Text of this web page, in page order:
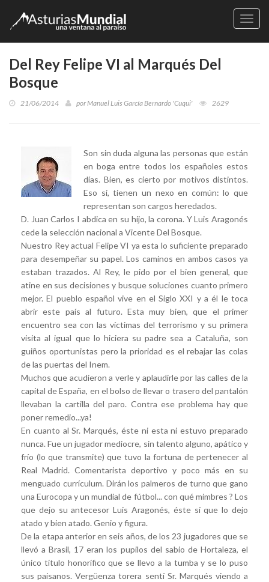
Del Rey Felipe VI al Marqués Del
Bosque
21/06/2014 porManuel Luis García Bernardo 'Cuqui' 2629
Son sin duda alguna las personas que están
en boga entre todos los españoles estos
días. Bien, es cierto por motivos distintos.
Eso sí, tienen un nexo en común: lo que
representan son cargos heredados.
D. Juan Carlos I abdica en su hijo, la corona. Y Luis Aragonés
cede la selección nacional a Vicente Del Bosque.
Nuestro Rey actual Felipe VI ya esta lo suficiente preparado
para desempeñar su papel. Los caminos en ambos casos ya
estaban trazados. Al Rey, le pido por el bien general, que
atine en sus decisiones y busque soluciones cuanto primero
mejor. El pueblo español vive en el Siglo XXI y a él le toca
abrir este país al futuro. Esta muy bien, que el primer
encuentro sea con las víctimas del terrorismo y su primera
visita al igual que lo hiciera su padre sea a Cataluña, son
guiños oportunistas pero la prioridad es el rebajar las colas
de las puertas del Inem.
Muchos que acudieron a verle y aplaudirle por las calles de la
capital de España, en el bolso de llevar o trasero del pantalón
llevaban la cartilla del paro. Contra ese problema hay que
poner remedio...ya!
En cuanto al Sr. Marqués, éste ni esta ni estuvo preparado
nunca. Fue un jugador mediocre, sin talento alguno, apático y
frío (lo que transmite) que tuvo la fortuna de pertenecer al
Real Madrid. Comentarista deportivo y poco más en su
menguado currículum. Dirán los palmeros de turno que gano
una Eurocopa y un mundial de fútbol... con qué mimbres ? Los
que dejo su antecesor Luis Aragonés, éste sí que lo dejo
atado y bien atado. Genio y figura.
De la etapa anterior en seis años, de los 23 jugadores que se
llevó a Brasil, 17 eran los pupilos del sabio de Hortaleza, el
único título honorífico que se llevo a la tumba y se lo puso
sus paisanos. Vergüenza torera sentí Sr. Marqués viendo a